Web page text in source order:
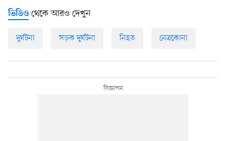
ভিডিও থেকে আরও দেখুন
দুর্ঘটনা সড়ক দুর্ঘটনা নিহত নেত্রকোনা